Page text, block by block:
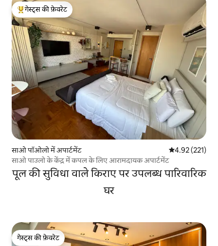
गेस्ट्स का टॉप फ़ेवरेट
गेस्ट्स की फ़ेवरेट
साओ पॉओलो में अपार्टमेंट औसत रेटिंग 5 में से
4.92 (221)
साओ पाउलो के केंद्र में कपल के लिए आरामदायक अपार्टमेंट
पूल की सुविधा वाले किराए पर उपलब्ध पारिवारिक
घर
गेस्ट्स की फ़ेवरेट
गेस्ट्स की फ़ेवरेट